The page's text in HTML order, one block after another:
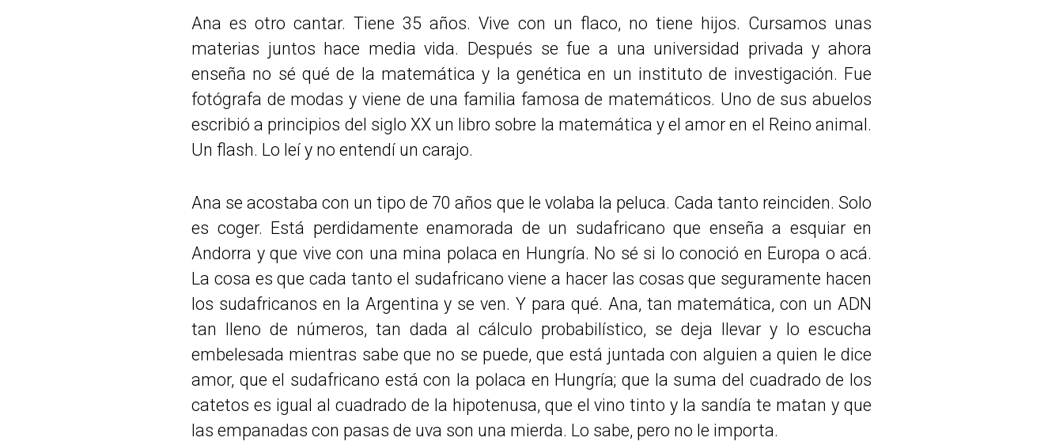
Ana es otro cantar. Tiene 35 años. Vive con un flaco, no tiene hijos. Cursamos unas
materias juntos hace media vida. Después se fue a una universidad privada y ahora
enseña no sé qué de la matemática y la genética en un instituto de investigación. Fue
fotógrafa de modas y viene de una familia famosa de matemáticos. Uno de sus abuelos
escribió a principios del siglo XX un libro sobre la matemática y el amor en el Reino animal.
Un flash. Lo leí y no entendí un carajo.
Ana se acostaba con un tipo de 70 años que le volaba la peluca. Cada tanto reinciden. Solo
es coger. Está perdidamente enamorada de un sudafricano que enseña a esquiar en
Andorra y que vive con una mina polaca en Hungría. No sé si lo conoció en Europa o acá.
La cosa es que cada tanto el sudafricano viene a hacer las cosas que seguramente hacen
los sudafricanos en la Argentina y se ven. Y para qué. Ana, tan matemática, con un ADN
tan lleno de números, tan dada al cálculo probabilístico, se deja llevar y lo escucha
embelesada mientras sabe que no se puede, que está juntada con alguien a quien le dice
amor, que el sudafricano está con la polaca en Hungría; que la suma del cuadrado de los
catetos es igual al cuadrado de la hipotenusa, que el vino tinto y la sandía te matan y que
las empanadas con pasas de uva son una mierda. Lo sabe, pero no le importa.